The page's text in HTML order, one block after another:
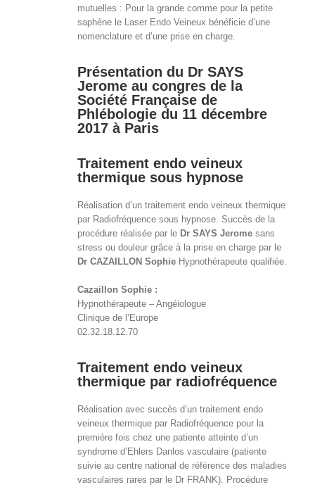
mutuelles : Pour la grande comme pour la petite
saphène le Laser Endo Veineux bénéficie d’une
nomenclature et d’une prise en charge.
Présentation du Dr SAYS
Jerome au congres de la
Société Française de
Phlébologie du 11 décembre
2017 à Paris
Traitement endo veineux
thermique sous hypnose
Réalisation d’un traitement endo veineux thermique
par Radiofréquence sous hypnose. Succès de la
procédure réalisée par le Dr SAYS Jerome sans
stress ou douleur grâce à la prise en charge par le
Dr CAZAILLON Sophie Hypnothérapeute qualifiée.
Cazaillon Sophie :
Hypnothérapeute – Angéiologue
Clinique de l’Europe
02.32.18.12.70
Traitement endo veineux
thermique par radiofréquence
Réalisation avec succès d’un traitement endo
veineux thermique par Radiofréquence pour la
première fois chez une patiente atteinte d’un
syndrome d’Ehlers Danlos vasculaire (patiente
suivie au centre national de référence des maladies
vasculaires rares par le Dr FRANK). Procédure